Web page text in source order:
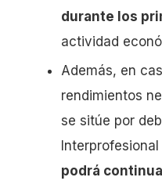
durante los
actividad
Además, en
rendimientos
se sitúe por
podrá